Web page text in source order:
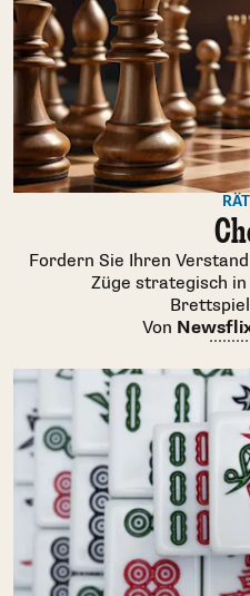
Fordern Sie Ihren
Züge strategisch
Von